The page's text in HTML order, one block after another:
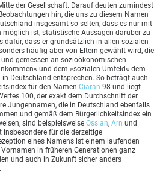
der Gesellschaft. Darauf deuten zumindest
hin, die uns zu diesem Namen
insgesamt so selten, dass es nur mit
möglich ist, statistische Aussagen darüber zu
dafür, dass er grundsätzlich in allen sozialen
häufig aber von Eltern gewählt wird, die
gemessen an sozioökonomischen
und dem »sozialen Umfeld« dem
Deutschland entsprechen. So beträgt auch
für den Namen Ciaran 98 und liegt
100, der exakt dem Durchschnitt der
Jungennamen, die in Deutschland ebenfalls
und gemäß dem Bürgerlichkeitsindex ein
sind beispielsweise Ossian, Arn und
insbesondere für die derzeitige
eines Namens ist einem laufenden
in früheren Generationen ganz
und auch in Zukunft sicher anders